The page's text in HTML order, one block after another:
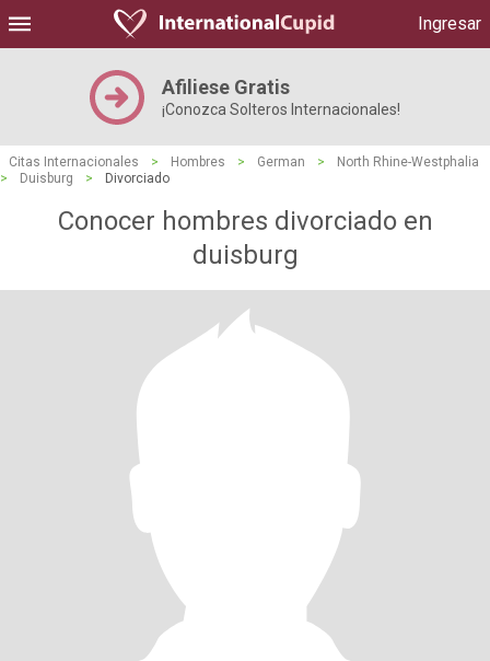
Ingresar
Afiliese Gratis
¡Conozca Solteros Internacionales!
Citas Internacionales > Hombres > German >
North Rhine-Westphalia
>
Duisburg > Divorciado
Conocer hombres divorciado en
duisburg